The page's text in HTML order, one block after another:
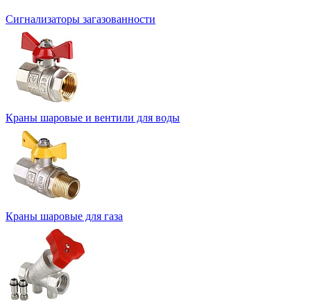
Сигнализаторы загазованности
Краны шаровые и вентили для воды
Краны шаровые для газа